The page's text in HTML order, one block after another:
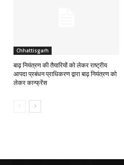
Chhattisgarh
बाढ़ नियंत्रण की तैयारियों को लेकर राष्ट्रीय
आपदा प्रबंधन प्राधिकरण द्वारा बाढ़ नियंत्रण को
लेकर कान्फ्रेंस